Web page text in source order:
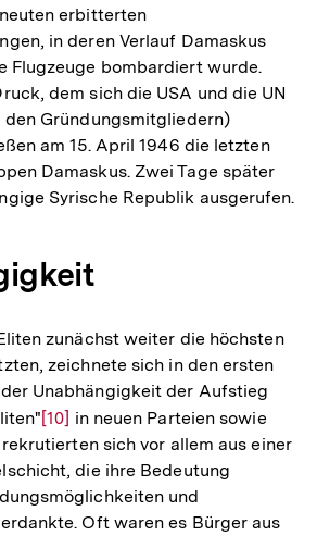
erbitterten
in deren Verlauf Damaskus
Flugzeuge bombardiert wurde.
dem sich die USA und die UN
den Gründungsmitgliedern)
am 15. April 1946 die letzten
Damaskus. Zwei Tage später
Syrische Republik ausgerufen.
zunächst weiter die höchsten
zeichnete sich in den ersten
Unabhängigkeit der Aufstieg
Zur
Auflösung
der
Fußnote
[10] in neuen Parteien sowie
sich vor allem aus einer
die ihre Bedeutung
und
Oft waren es Bürger aus